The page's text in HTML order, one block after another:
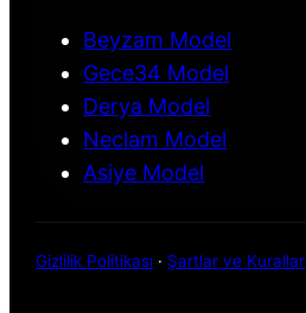
Beyzam Model
Gece34 Model
Derya Model
Neclam Model
Asiye Model
Gizlilik Politikası · Şartlar ve Kurallar